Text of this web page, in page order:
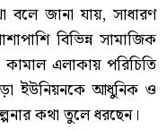
বলে জানা যায়, সাধারণ
বিভিন্ন সামাজিক
এলাকায় পরিচিতি
ইউনিয়নকে আধুনিক ও
কথা তুলে ধরছেন।